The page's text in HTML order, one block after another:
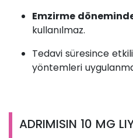
Emzirme
kullanılmaz.
Tedavi süresince
yöntemleri
ADRIMISIN 10 MG